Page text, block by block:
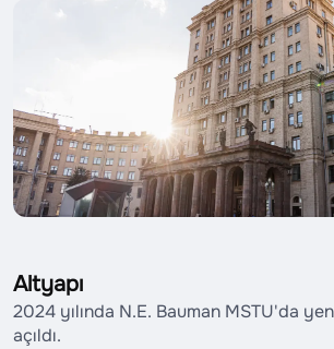
Altyapı
2024 yılında N.E. Bauman MSTU'da
açıldı.